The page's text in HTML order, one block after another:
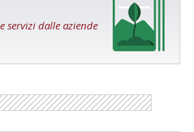
servizi dalle aziende